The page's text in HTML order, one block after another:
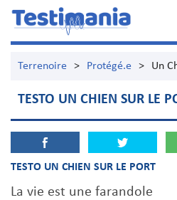
Terrenoire > Protégé.e > Un
TESTO UN CHIEN SUR LE
TESTO UN CHIEN SUR LE PORT
La vie est une farandole